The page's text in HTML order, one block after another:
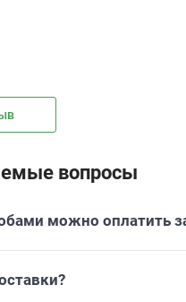
вопросы
можно оплатить